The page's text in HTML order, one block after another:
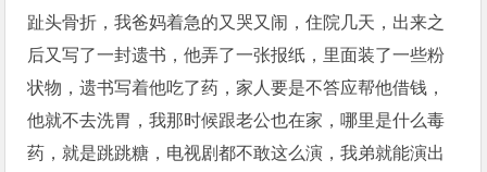
趾头骨折，我爸妈着急的又哭又闹，住院几天，出来之
后又写了一封遗书，他弄了一张报纸，里面装了一些粉
状物，遗书写着他吃了药，家人要是不答应帮他借钱，
他就不去洗胃，我那时候跟老公也在家，哪里是什么毒
药，就是跳跳糖，电视剧都不敢这么演，我弟就能演出